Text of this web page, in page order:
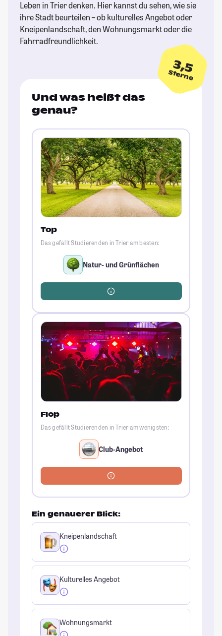
Leben in Trier denken. Hier kannst du sehen, wie sie
ihre Stadt beurteilen – ob kulturelles Angebot oder
Kneipenlandschaft, den Wohnungsmarkt oder die
Fahrradfreundlichkeit.
3,5
Sterne
Und was heißt das
genau?
Top
Das gefällt Studierenden in Trier am besten:
Natur- und Grünflächen
Flop
Das gefällt Studierenden in Trier am wenigsten:
Club-Angebot
Ein genauerer Blick:
Kneipenlandschaft
Kulturelles Angebot
Wohnungsmarkt